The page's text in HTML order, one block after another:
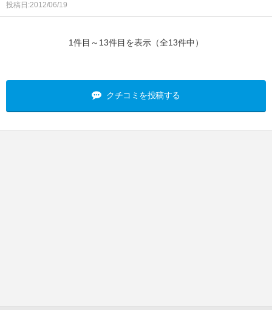
投稿日:2012/06/19
1件目～13件目を表示（全13件中）
クチコミを投稿する